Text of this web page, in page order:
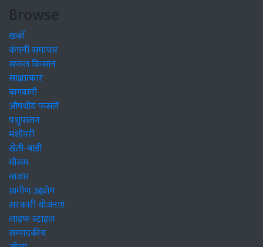
Browse
खबरें
कंपनी समाचार
सफल किसान
साक्षात्कार
बागवानी
औषधीय फसलें
पशुपालन
मशीनरी
खेती-बाड़ी
मौसम
बाजार
ग्रामीण उद्द्योग
सरकारी योजनाएं
लाइफ स्टाइल
सम्पादकीय